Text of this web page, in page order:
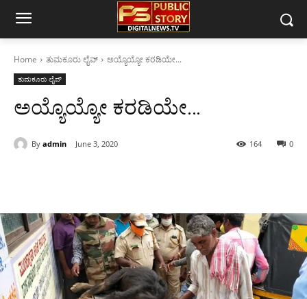
Home ತುಮಕೂರು ಲೈವ್ ಅಯ್ಯೊಯ್ಯೋ ಕರಡಿಯೇ...
ತುಮಕೂರು ಲೈವ್
ಅಯ್ಯೊಯ್ಯೋ ಕರಡಿಯೇ…
By admin June 3, 2020 0
164